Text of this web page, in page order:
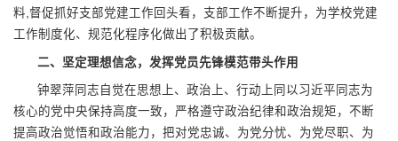
料,督促抓好支部党建工作回头看，支部工作不断提升，为学校党建
工作制度化、规范化程序化做出了积极贡献。
二、坚定理想信念，发挥党员先锋模范带头作用
钟翠萍同志自觉在思想上、政治上、行动上同以习近平同志为
核心的党中央保持高度一致，严格遵守政治纪律和政治规矩，不断
提高政治觉悟和政治能力，把对党忠诚、为党分忧、为党尽职、为